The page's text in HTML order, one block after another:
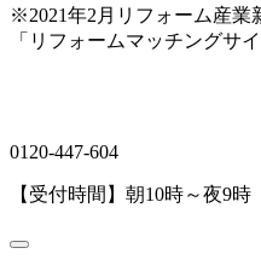
※2021年2月リフォーム産業
「リフォームマッチングサ
0120-447-604
【受付時間】朝10時～夜9時